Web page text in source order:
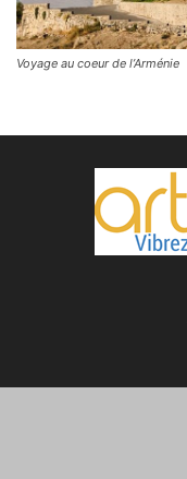
Voyage au coeur de l’Arménie